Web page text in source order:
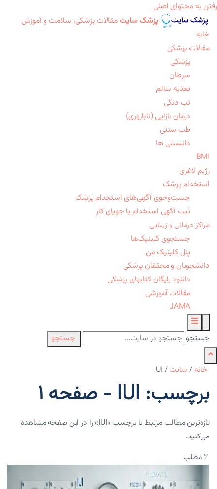
رفتن به محتوای اصلی
پزشک سایت مقالات پزشکی، سلامت و آموزش
خانه
مقالات پزشکی
پزشکی
سرطان
تغذیه سالم
تب دنگی
درمان نازایی (ناباروری)
طب سنتی
دانستنی ها
BMI
رژیم لاغری
استخدام پزشک
جست‌وجوی آگهی‌های استخدام پزشک
ثبت آگهی استخدام یا جویای کار
مراکز درمانی و زیبایی
جستجوی کلینیک‌ها
پنل کلینیک من
دانشجویان و محققان پزشکی
دانلود رایگان کتابهای پزشکی
مقالات آموزشی
JAMA
جستجو جستجو
خانه / سایت /
IUI
برچسب: IUI - صفحه 1
تازه‌ترین مطالب مرتبط با برچسب «IUI» را در این صفحه مشاهده
می‌کنید.
۲ مطلب